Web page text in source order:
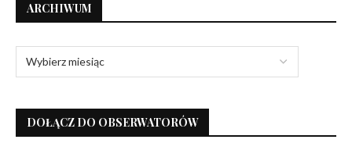
ARCHIWUM
DOŁĄCZ DO OBSERWATORÓW